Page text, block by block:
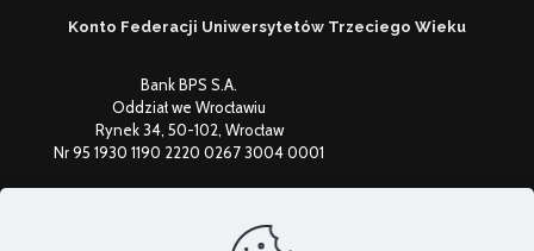
Konto Federacji Uniwersytetów Trzeciego Wieku
Bank BPS S.A.
Oddział we Wrocławiu
Rynek 34, 50-102, Wrocław
Nr 95 1930 1190 2220 0267 3004 0001
Federacja Uniwersytetów Trzeciego Wieku